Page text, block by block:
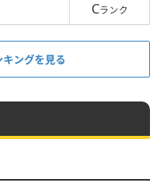
Cランク
ングを見る